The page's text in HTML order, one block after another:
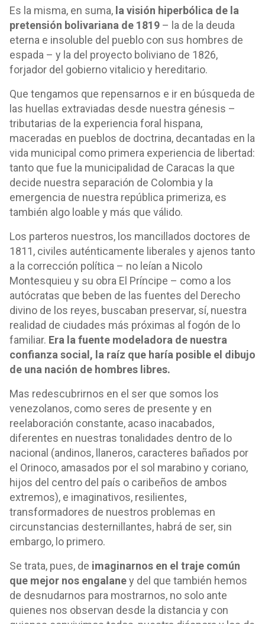
Es la misma, en suma, la visión hiperbólica de la
pretensión bolivariana de 1819 – la de la deuda
eterna e insoluble del pueblo con sus hombres de
espada – y la del proyecto boliviano de 1826,
forjador del gobierno vitalicio y hereditario.
Que tengamos que repensarnos e ir en búsqueda de
las huellas extraviadas desde nuestra génesis –
tributarias de la experiencia foral hispana,
maceradas en pueblos de doctrina, decantadas en la
vida municipal como primera experiencia de libertad:
tanto que fue la municipalidad de Caracas la que
decide nuestra separación de Colombia y la
emergencia de nuestra república primeriza, es
también algo loable y más que válido.
Los parteros nuestros, los mancillados doctores de
1811, civiles auténticamente liberales y ajenos tanto
a la corrección política – no leían a Nicolo
Montesquieu y su obra El Príncipe – como a los
autócratas que beben de las fuentes del Derecho
divino de los reyes, buscaban preservar, sí, nuestra
realidad de ciudades más próximas al fogón de lo
familiar. Era la fuente modeladora de nuestra
confianza social, la raíz que haría posible el dibujo
de una nación de hombres libres.
Mas redescubrirnos en el ser que somos los
venezolanos, como seres de presente y en
reelaboración constante, acaso inacabados,
diferentes en nuestras tonalidades dentro de lo
nacional (andinos, llaneros, caracteres bañados por
el Orinoco, amasados por el sol marabino y coriano,
hijos del centro del país o caribeños de ambos
extremos), e imaginativos, resilientes,
transformadores de nuestros problemas en
circunstancias desternillantes, habrá de ser, sin
embargo, lo primero.
Se trata, pues, de imaginarnos en el traje común
que mejor nos engalaney del que también hemos
de desnudarnos para mostrarnos, no solo ante
quienes nos observan desde la distancia y con